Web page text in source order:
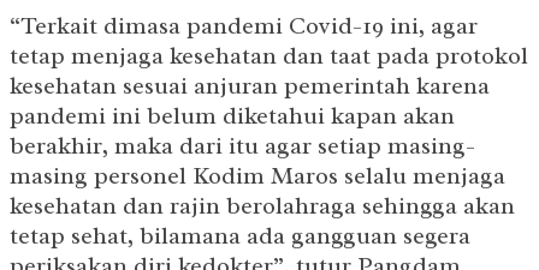
“Terkait dimasa pandemi Covid-19 ini, agar
tetap menjaga kesehatan dan taat pada protokol
kesehatan sesuai anjuran pemerintah karena
pandemi ini belum diketahui kapan akan
berakhir, maka dari itu agar setiap masing-
masing personel Kodim Maros selalu menjaga
kesehatan dan rajin berolahraga sehingga akan
tetap sehat, bilamana ada gangguan segera